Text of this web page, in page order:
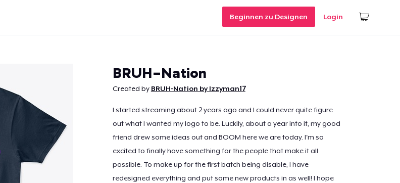
Beginnen zu Designen Login
BRUH-Nation
Created by BRUH-Nation by Izzyman17
I started streaming about 2 years ago and I could never quite figure
out what I wanted my logo to be. Luckily, about a year into it, my good
friend drew some ideas out and BOOM here we are today. I'm so
excited to finally have something for the people that make it all
possible. To make up for the first batch being disable, I have
redesigned everything and put some new products in as well! I hope
Weiter